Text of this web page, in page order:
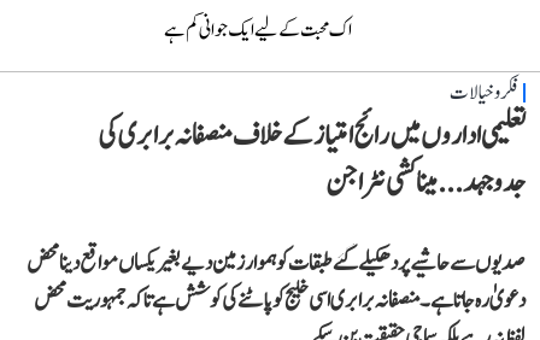
اک محبت کے لیے ایک جوانی کم ہے
فکر و خیالات
تعلیمی اداروں میں رائج امتیاز کے خلاف منصفانہ برابری کی
جدوجہد...میناکشی نٹراجن
صدیوں سے حاشیے پر دھکیلے گئے طبقات کو ہموار زمین دیے بغیر یکساں مواقع دینا محض
دعویٰ رہ جاتا ہے۔ منصفانہ برابری اسی خلیج کو پاٹنے کی کوشش ہے تاکہ جمہوریت محض